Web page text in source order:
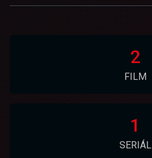
2
FILM
1
SERIÁL